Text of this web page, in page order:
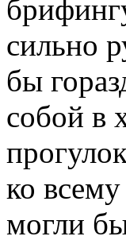
сильно
бы
собой в
ко
могли